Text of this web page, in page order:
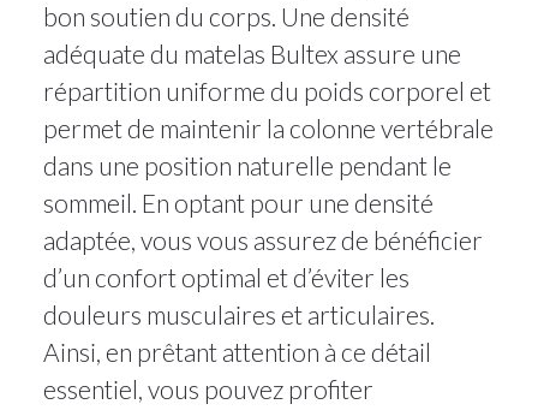
bon soutien du corps. Une densité
adéquate du matelas Bultex assure une
répartition uniforme du poids corporel et
permet de maintenir la colonne vertébrale
dans une position naturelle pendant le
sommeil. En optant pour une densité
adaptée, vous vous assurez de bénéficier
d’un confort optimal et d’éviter les
douleurs musculaires et articulaires.
Ainsi, en prêtant attention à ce détail
essentiel, vous pouvez profiter